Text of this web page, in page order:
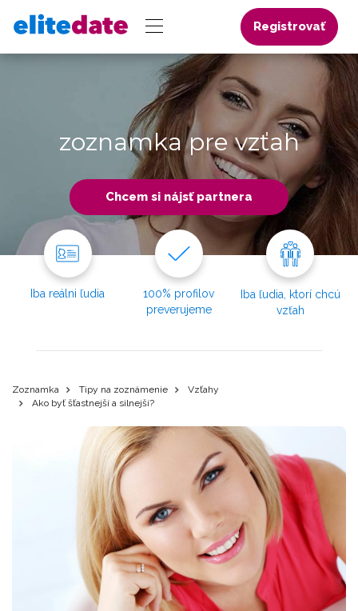
Registrovať
zoznamka pre vzťah
Chcem si nájsť partnera
Iba reálni ľudia
100% profilov
preverujeme
Iba ľudia, ktorí chcú
vzťah
Zoznamka Tipy na zoznámenie
Vzťahy
Ako byť šťastnejší a silnejší?